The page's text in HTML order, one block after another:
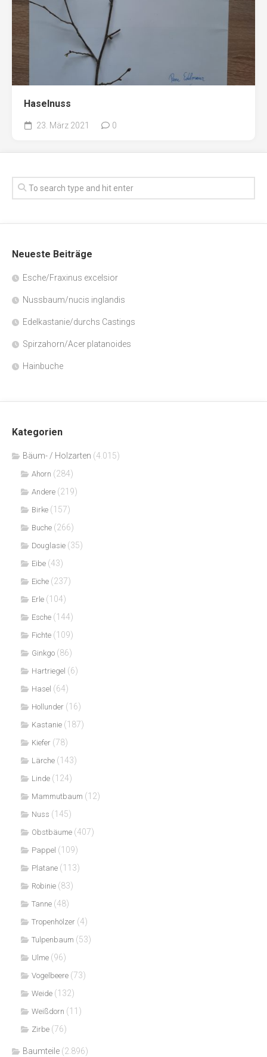
Haselnuss
23. März 2021 0
Neueste Beiträge
Esche/Fraxinus excelsior
Nussbaum/nucis inglandis
Edelkastanie/durchs Castings
Spirzahorn/Acer platanoides
Hainbuche
Kategorien
Bäum- / Holzarten (4.015)
Ahorn (284)
Andere (219)
Birke (157)
Buche (266)
Douglasie (35)
Eibe (43)
Eiche (237)
Erle (104)
Esche (144)
Fichte (109)
Ginkgo (86)
Hartriegel (6)
Hasel (64)
Hollunder (16)
Kastanie (187)
Kiefer (78)
Lärche (143)
Linde (124)
Mammutbaum (12)
Nuss (145)
Obstbäume (407)
Pappel (109)
Platane (113)
Robinie (83)
Tanne (48)
Tropenhölzer (4)
Tulpenbaum (53)
Ulme (96)
Vogelbeere (73)
Weide (132)
Weißdorn (11)
Zirbe (76)
Baumteile (2.896)